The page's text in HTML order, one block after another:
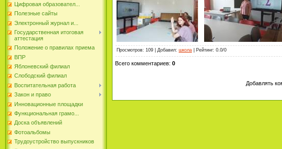
Цифровая образовател...
Полезные сайты
Электронный журнал и...
Государственная итоговая
аттестация
Положение о правилах приема
ВПР
Яблоневский филиал
Слободский филиал
Воспитательная работа
Закон и право
Инновационные площадки
Функциональная грамо...
Доска объявлений
Фотоальбомы
Трудоустройство выпускников
Просмотров: 109 Добавил: школа Рейтинг: 0.0/0
Всего комментариев: 0
Добавлять